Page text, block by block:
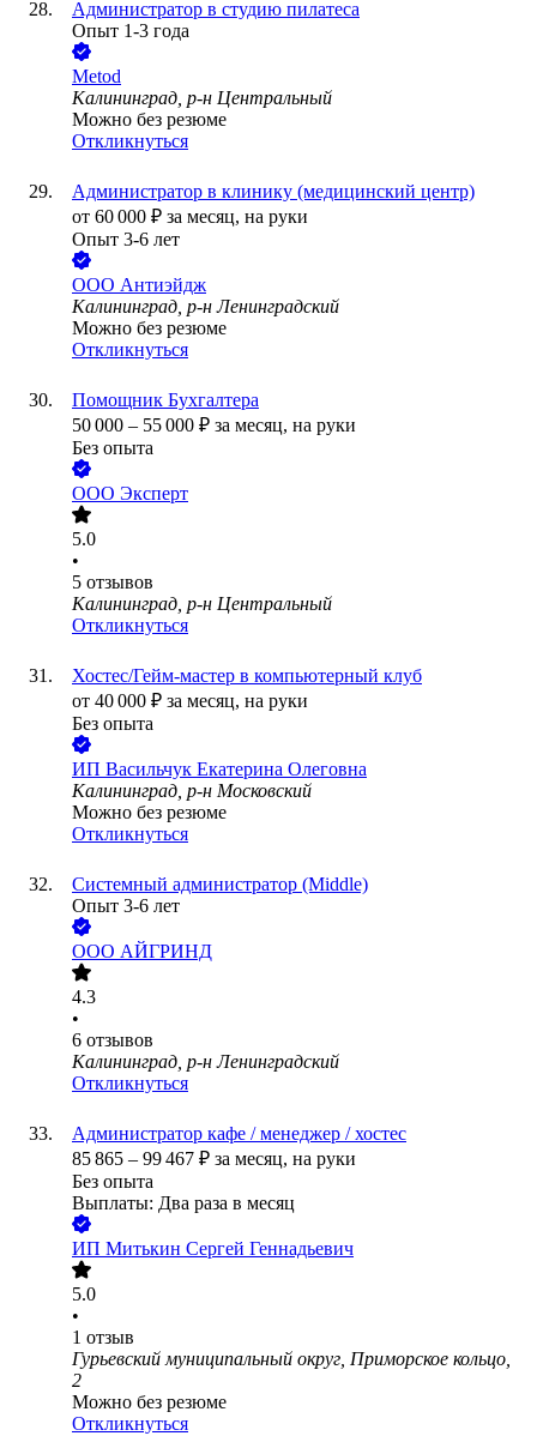
Администратор в студию пилатеса
Опыт 1-3 года
Metod
Калининград, р-н Центральный
Можно без резюме
Откликнуться
Администратор в клинику (медицинский центр)
от 60 000 ₽ за месяц, на руки
Опыт 3-6 лет
ООО Антиэйдж
Калининград, р-н Ленинградский
Можно без резюме
Откликнуться
Помощник Бухгалтера
50 000 – 55 000 ₽ за месяц, на руки
Без опыта
ООО Эксперт
5.0
•
5 отзывов
Калининград, р-н Центральный
Откликнуться
Хостес/Гейм-мастер в компьютерный клуб
от 40 000 ₽ за месяц, на руки
Без опыта
ИП Васильчук Екатерина Олеговна
Калининград, р-н Московский
Можно без резюме
Откликнуться
Системный администратор (Middle)
Опыт 3-6 лет
ООО АЙГРИНД
4.3
•
6 отзывов
Калининград, р-н Ленинградский
Откликнуться
Администратор кафе / менеджер / хостес
85 865 – 99 467 ₽ за месяц, на руки
Без опыта
Выплаты: Два раза в месяц
ИП Митькин Сергей Геннадьевич
5.0
•
1 отзыв
Гурьевский муниципальный округ, Приморское кольцо,
2
Можно без резюме
Откликнуться